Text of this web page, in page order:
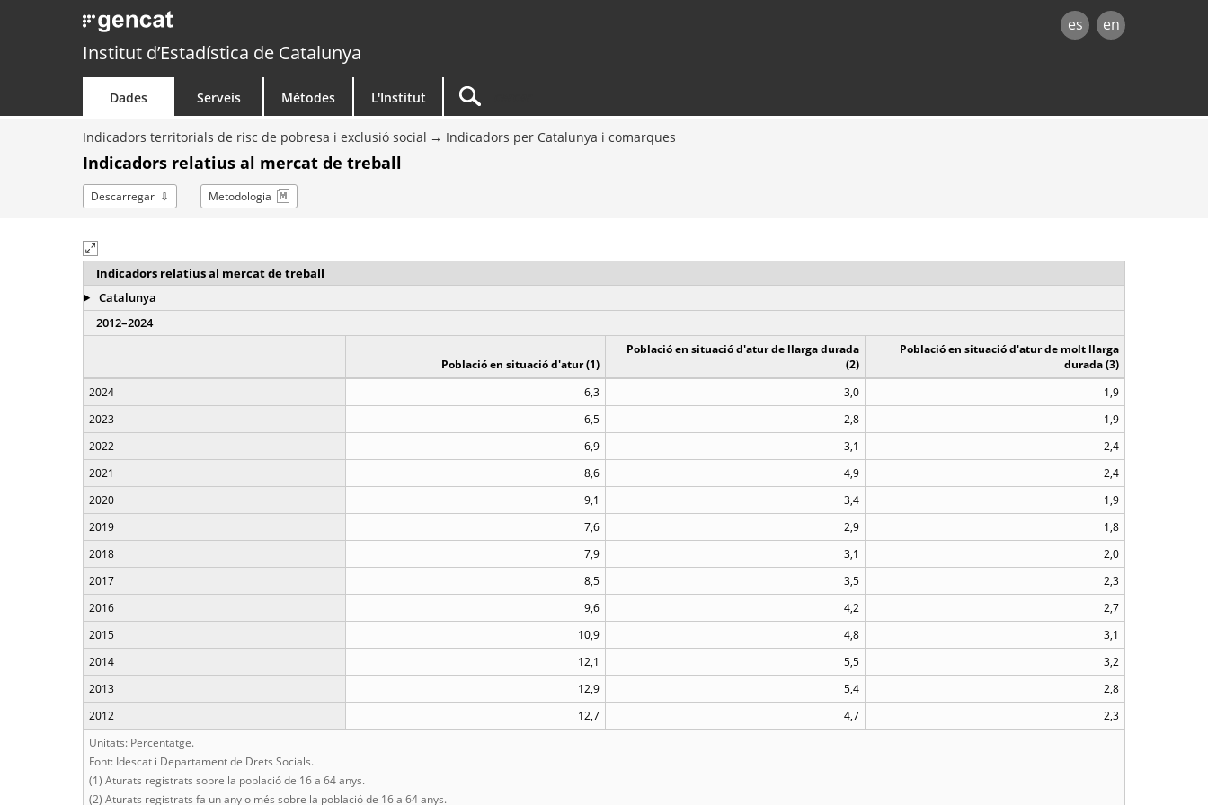
es en
Institut d’Estadística de Catalunya
Dades Serveis Mètodes L'Institut
Indicadors territorials de risc de pobresa i exclusió social Indicadors per Catalunya i comarques
Indicadors relatius al mercat de treball
Descarregar Metodologia
Indicadors relatius al mercat de treball
Catalunya
2012–2024
Població en situació d'atur (1)
Població en situació d'atur de llarga durada
(2)
Població en situació d'atur de molt llarga
durada (3)
2024
6,3 3,0
1,9
2023
6,5 2,8
1,9
2022
6,9 3,1
2,4
2021
8,6 4,9
2,4
2020
9,1 3,4
1,9
2019
7,6 2,9
1,8
2018
7,9 3,1
2,0
2017
8,5 3,5
2,3
2016
9,6 4,2
2,7
2015
10,9 4,8
3,1
2014
12,1 5,5
3,2
2013
12,9 5,4
2,8
2012
12,7 4,7
2,3
Unitats: Percentatge.
Font: Idescat i Departament de Drets Socials.
(1) Aturats registrats sobre la població de 16 a 64 anys.
(2) Aturats registrats fa un any o més sobre la població de 16 a 64 anys.